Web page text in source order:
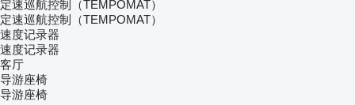
定速巡航控制（TEMPOMAT）
定速巡航控制（TEMPOMAT）
速度记录器
速度记录器
客厅
导游座椅
导游座椅